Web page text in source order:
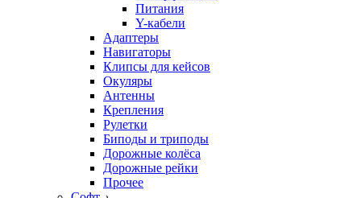
Питания
Y-кабели
Адаптеры
Навигаторы
Клипсы для кейсов
Окуляры
Антенны
Крепления
Рулетки
Биподы и триподы
Дорожные колёса
Дорожные рейки
Прочее